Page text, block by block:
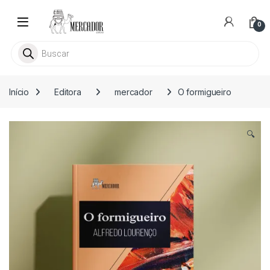
0
Busca livros
Início Editora mercador O formigueiro
🔍